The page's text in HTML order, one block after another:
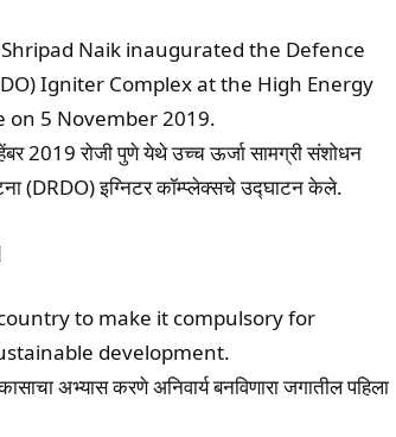
Naik inaugurated the Defence
Igniter Complex at the High Energy
on 5 November 2019.
2019 रोजी पुणे येथे उच्च ऊर्जा सामग्री संशोधन
(DRDO) इग्निटर कॉम्प्लेक्सचे उद्घाटन केले.
to make it compulsory for
development.
अभ्यास करणे अनिवार्य बनविणारा जगातील पहिला